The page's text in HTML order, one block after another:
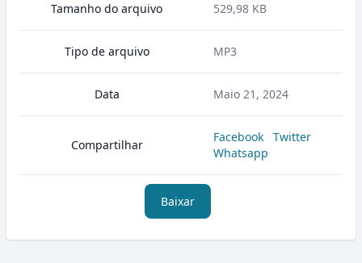
Tamanho do arquivo 529,98 KB
Tipo de arquivo MP3
Data Maio 21, 2024
Compartilhar
Facebook
Twitter
Whatsapp
Baixar